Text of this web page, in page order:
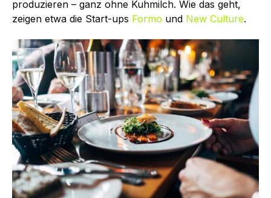
produzieren – ganz ohne Kuhmilch. Wie das geht,
zeigen etwa die Start-ups Formo und New Culture.